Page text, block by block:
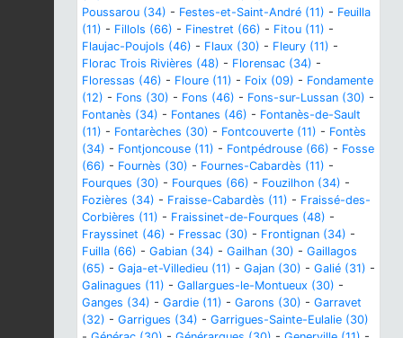
Poussarou (34) - Festes-et-Saint-André (11) - Feuilla
(11) - Fillols (66) - Finestret (66) - Fitou (11) -
Flaujac-Poujols (46) - Flaux (30) - Fleury (11) -
Florac Trois Rivières (48) - Florensac (34) -
Floressas (46) - Floure (11) - Foix (09) - Fondamente
(12) - Fons (30) - Fons (46) - Fons-sur-Lussan (30) -
Fontanès (34) - Fontanes (46) - Fontanès-de-Sault
(11) - Fontarèches (30) - Fontcouverte (11) - Fontès
(34) - Fontjoncouse (11) - Fontpédrouse (66) - Fosse
(66) - Fournès (30) - Fournes-Cabardès (11) -
Fourques (30) - Fourques (66) - Fouzilhon (34) -
Fozières (34) - Fraisse-Cabardès (11) - Fraissé-des-
Corbières (11) - Fraissinet-de-Fourques (48) -
Frayssinet (46) - Fressac (30) - Frontignan (34) -
Fuilla (66) - Gabian (34) - Gailhan (30) - Gaillagos
(65) - Gaja-et-Villedieu (11) - Gajan (30) - Galié (31) -
Galinagues (11) - Gallargues-le-Montueux (30) -
Ganges (34) - Gardie (11) - Garons (30) - Garravet
(32) - Garrigues (34) - Garrigues-Sainte-Eulalie (30)